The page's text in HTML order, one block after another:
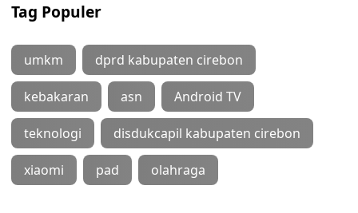
Tag Populer
umkm dprd kabupaten cirebon
kebakaran asn Android TV
teknologi disdukcapil kabupaten cirebon
xiaomi pad olahraga